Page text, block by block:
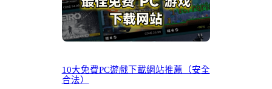
10大免費PC遊戲下載網站推薦（安全
合法）